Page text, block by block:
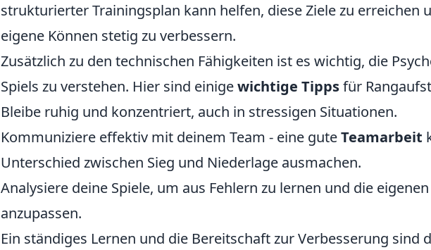
strukturierter Trainingsplan kann helfen, diese Ziele zu erreichen
eigene Können stetig zu verbessern.
Zusätzlich zu den technischen Fähigkeiten ist es wichtig, die
Spiels zu verstehen. Hier sind einigewichtige Tippsfür
Bleibe ruhig und konzentriert, auch in stressigen Situationen.
Kommuniziere effektiv mit deinem Team - eine guteTeamarbeit
Unterschied zwischen Sieg und Niederlage ausmachen.
Analysiere deine Spiele, um aus Fehlern zu lernen und die
anzupassen.
Ein ständiges Lernen und die Bereitschaft zur Verbesserung sind